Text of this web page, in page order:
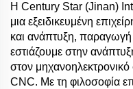
Η Century Star (Jinan)
μια εξειδικευμένη
και ανάπτυξη, παραγωγή
εστιάζουμε στην
στον
CNC. Με τη φιλοσοφία